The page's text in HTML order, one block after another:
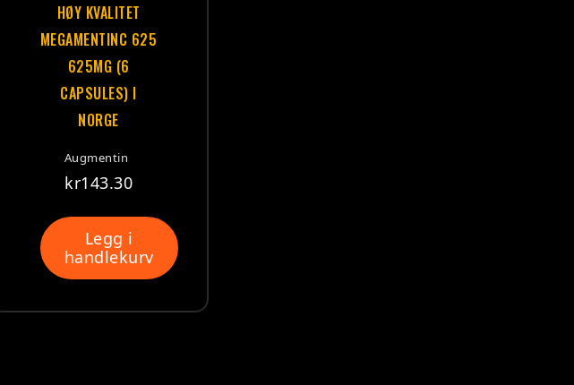
HØY KVALITET
MEGAMENTINC 625
625MG (6
CAPSULES) I
NORGE
Augmentin
kr143.30
Legg i
handlekurv